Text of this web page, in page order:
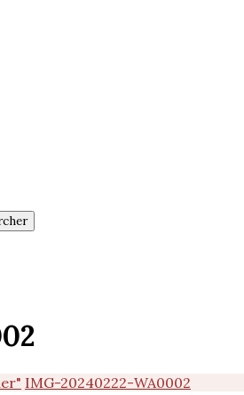
IMG-20240222-WA0002